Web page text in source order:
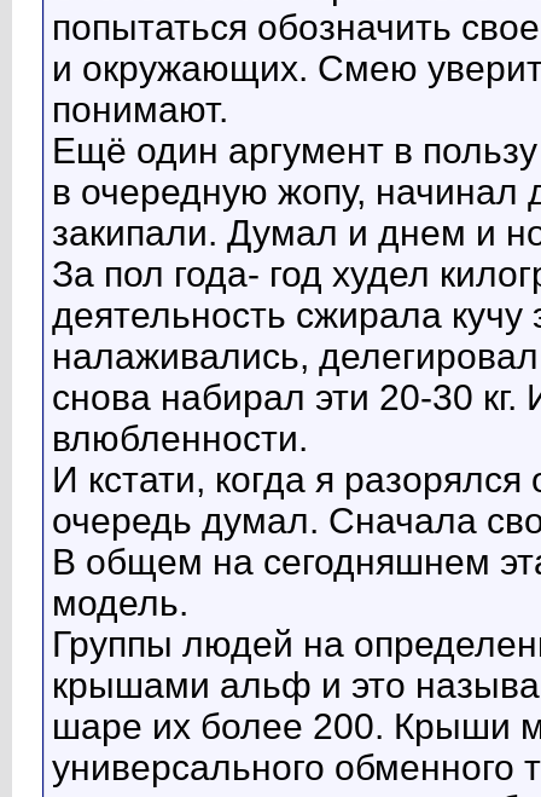
попытаться обозначить
и окружающих. Смею
понимают.
Ещё один аргумент в
в очередную жопу, начинал
закипали. Думал и днем и
За пол года- год худел
деятельность сжирала
налаживались,
снова набирал эти 20-30
влюбленности.
И кстати, когда я
очередь думал. Сначала
В общем на сегодняшнем
модель.
Группы людей на
крышами альф и это
шаре их более 200. Крыши
универсального обменного